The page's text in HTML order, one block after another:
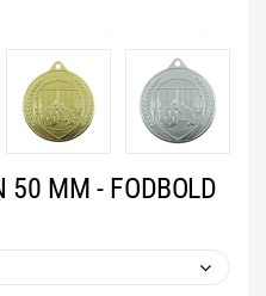
50 MM - FODBOLD